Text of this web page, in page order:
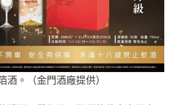
酒。（金門酒廠提供）